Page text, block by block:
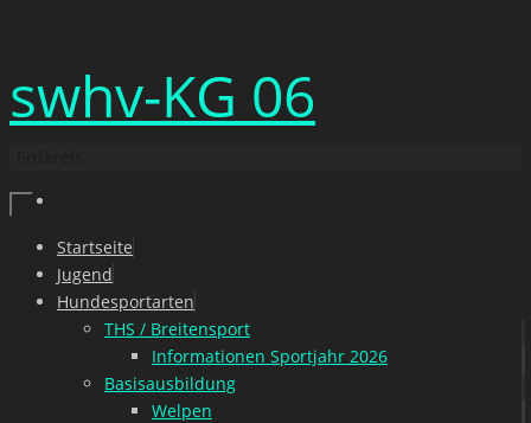
Inhalt
springen
swhv-KG 06
Zum
Inhalt
springen
Startseite
Jugend
Hundesportarten
THS / Breitensport
Informationen Sportjahr 2026
Basisausbildung
Welpen